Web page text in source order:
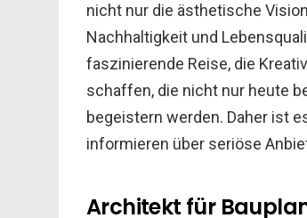
nicht nur die ästhetische
Nachhaltigkeit und
faszinierende Reise, die
schaffen, die nicht nur heute
begeistern werden. Daher ist
informieren über seriöse
Architekt für